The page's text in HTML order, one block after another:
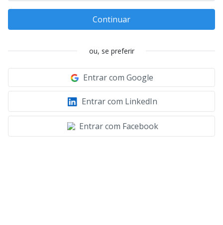
Continuar
ou, se preferir
Entrar com Google
Entrar com LinkedIn
Entrar com Facebook